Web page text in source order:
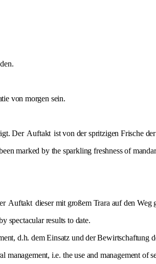
von morgen sein.
Der Auftakt ist von der spritzigen Frische
marked by the sparkling freshness of
Auftakt dieser mit großem Trara auf den Weg
spectacular results to date.
d.h. dem Einsatz und der Bewirtschaftung
i.e. the use and management of